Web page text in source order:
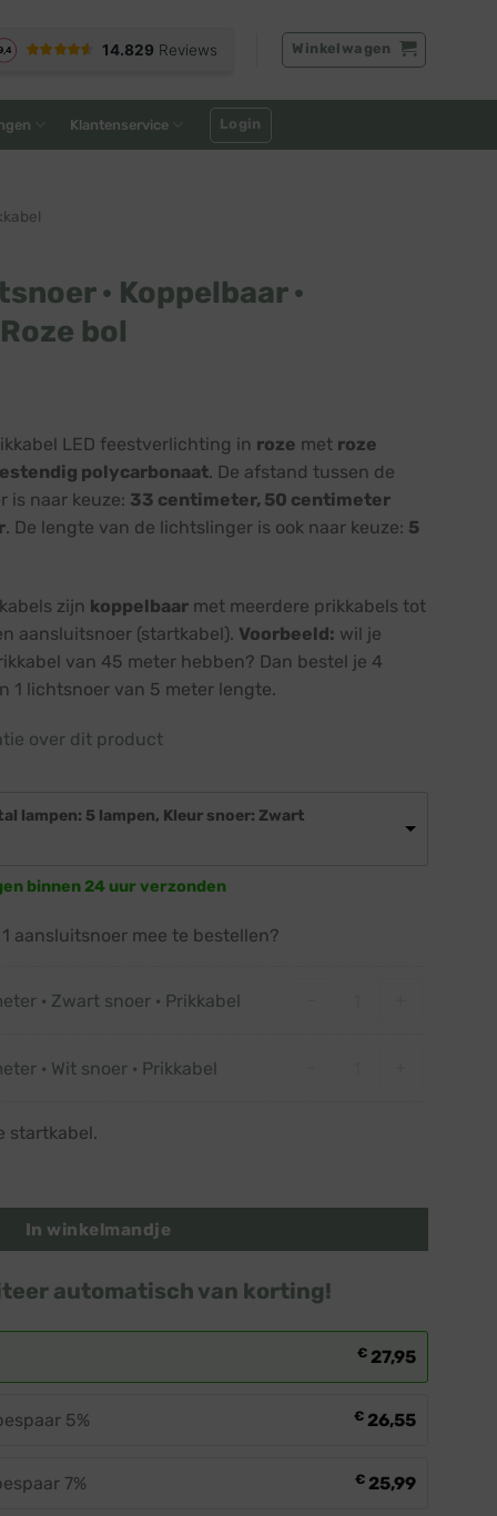
Winkelwagen
Klantenservice Login
· Koppelbaar ·
bol
LED feestverlichting in roze met roze
polycarbonaat. De afstand tussen de
is naar keuze: 33 centimeter, 50 centimeter
. De lengte van de lichtslinger is ook naar keuze: 5
zijn koppelbaar met meerdere prikkabels tot
aansluitsnoer (startkabel). Voorbeeld: wil je
van 45 meter hebben? Dan bestel je 4
1 lichtsnoer van 5 meter lengte.
over dit product
lampen: 5 lampen, Kleur snoer: Zwart
binnen 24 uur verzonden
aansluitsnoer mee te bestellen?
· Zwart snoer · Prikkabel
· Wit snoer · Prikkabel
startkabel.
In winkelmandje
automatisch van korting!
€ 27,95
5% € 26,55
7% € 25,99